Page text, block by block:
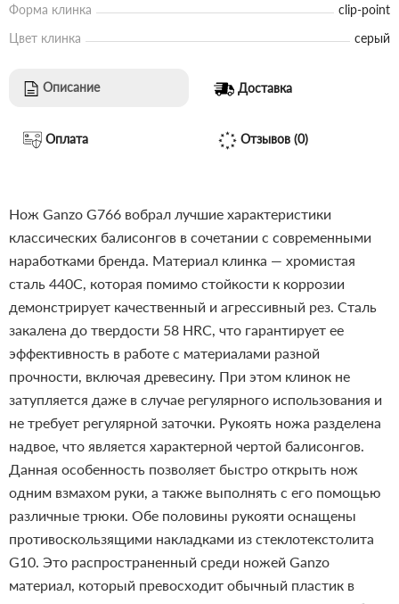
Форма клинка
clip-point
Цвет клинка
серый
Описание Доставка
Оплата Отзывов (0)
Нож Ganzo G766 вобрал лучшие характеристики
классических балисонгов в сочетании с современными
наработками бренда. Материал клинка — хромистая
сталь 440C, которая помимо стойкости к коррозии
демонстрирует качественный и агрессивный рез. Сталь
закалена до твердости 58 HRC, что гарантирует ее
эффективность в работе с материалами разной
прочности, включая древесину. При этом клинок не
затупляется даже в случае регулярного использования и
не требует регулярной заточки. Рукоять ножа разделена
надвое, что является характерной чертой балисонгов.
Данная особенность позволяет быстро открыть нож
одним взмахом руки, а также выполнять с его помощью
различные трюки. Обе половины рукояти оснащены
противоскользящими накладками из стеклотекстолита
G10. Это распространенный среди ножей Ganzo
материал, который превосходит обычный пластик в